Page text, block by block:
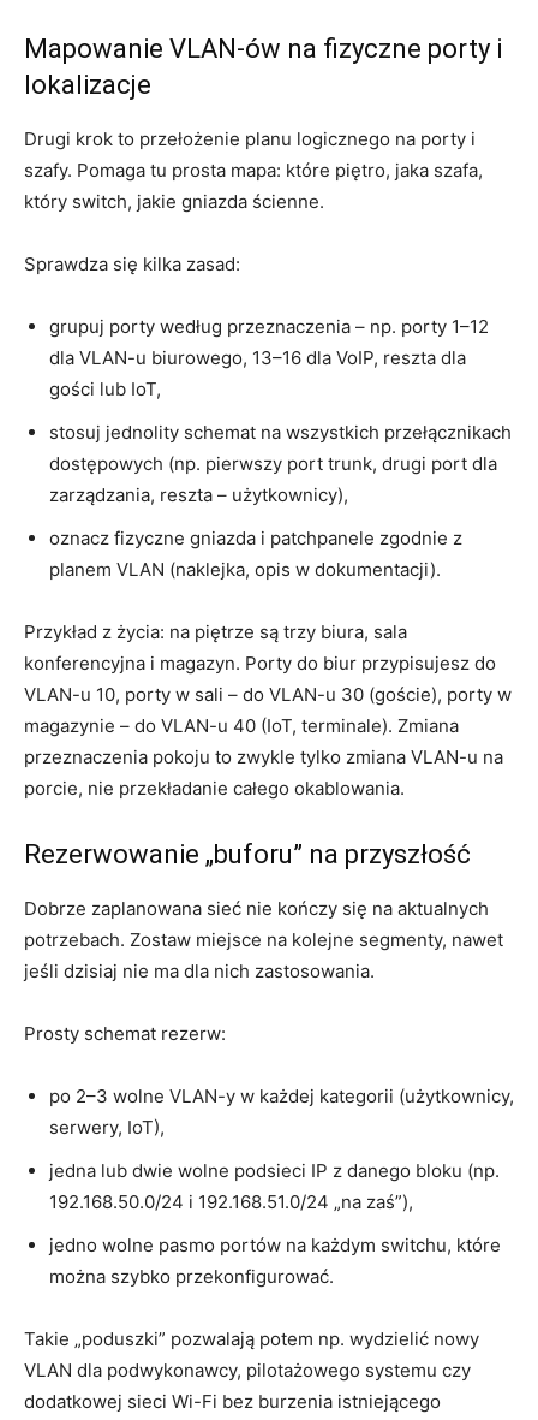
Mapowanie VLAN-ów na fizyczne porty i
lokalizacje
Drugi krok to przełożenie planu logicznego na porty i
szafy. Pomaga tu prosta mapa: które piętro, jaka szafa,
który switch, jakie gniazda ścienne.
Sprawdza się kilka zasad:
grupuj porty według przeznaczenia – np. porty 1–12
dla VLAN-u biurowego, 13–16 dla VoIP, reszta dla
gości lub IoT,
stosuj jednolity schemat na wszystkich przełącznikach
dostępowych (np. pierwszy port trunk, drugi port dla
zarządzania, reszta – użytkownicy),
oznacz fizyczne gniazda i patchpanele zgodnie z
planem VLAN (naklejka, opis w dokumentacji).
Przykład z życia: na piętrze są trzy biura, sala
konferencyjna i magazyn. Porty do biur przypisujesz do
VLAN-u 10, porty w sali – do VLAN-u 30 (goście), porty w
magazynie – do VLAN-u 40 (IoT, terminale). Zmiana
przeznaczenia pokoju to zwykle tylko zmiana VLAN-u na
porcie, nie przekładanie całego okablowania.
Rezerwowanie „buforu” na przyszłość
Dobrze zaplanowana sieć nie kończy się na aktualnych
potrzebach. Zostaw miejsce na kolejne segmenty, nawet
jeśli dzisiaj nie ma dla nich zastosowania.
Prosty schemat rezerw:
po 2–3 wolne VLAN-y w każdej kategorii (użytkownicy,
serwery, IoT),
jedna lub dwie wolne podsieci IP z danego bloku (np.
192.168.50.0/24 i 192.168.51.0/24 „na zaś”),
jedno wolne pasmo portów na każdym switchu, które
można szybko przekonfigurować.
Takie „poduszki” pozwalają potem np. wydzielić nowy
VLAN dla podwykonawcy, pilotażowego systemu czy
dodatkowej sieci Wi-Fi bez burzenia istniejącego